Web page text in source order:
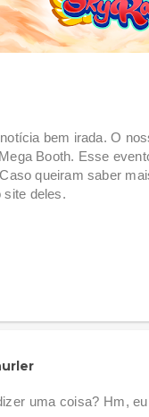
bem irada. O
Booth. Esse
queiram saber
site deles.
uma coisa? Hm,